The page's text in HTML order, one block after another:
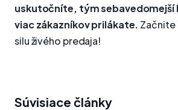
uskutočníte, tým sebavedomejší
viac zákazníkov prilákate. Začnite
silu živého predaja!
Súvisiace články